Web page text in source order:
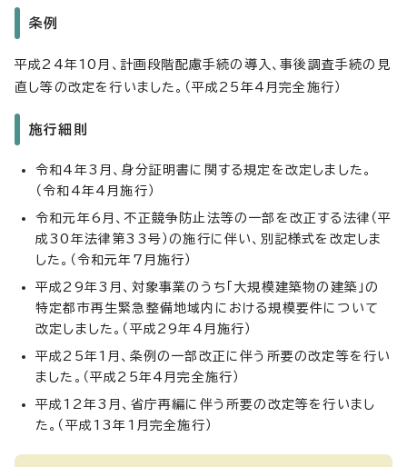
条例
平成24年10月、計画段階配慮手続の導入、事後調査手続の見
直し等の改定を行いました。（平成25年4月完全施行）
施行細則
令和4年3月、身分証明書に関する規定を改定しました。
（令和4年4月施行）
令和元年6月、不正競争防止法等の一部を改正する法律（平
成30年法律第33号）の施行に伴い、別記様式を改定しま
した。（令和元年7月施行）
平成29年3月、対象事業のうち「大規模建築物の建築」の
特定都市再生緊急整備地域内における規模要件について
改定しました。（平成29年4月施行）
平成25年1月、条例の一部改正に伴う所要の改定等を行い
ました。（平成25年4月完全施行）
平成12年3月、省庁再編に伴う所要の改定等を行いまし
た。（平成13年1月完全施行）